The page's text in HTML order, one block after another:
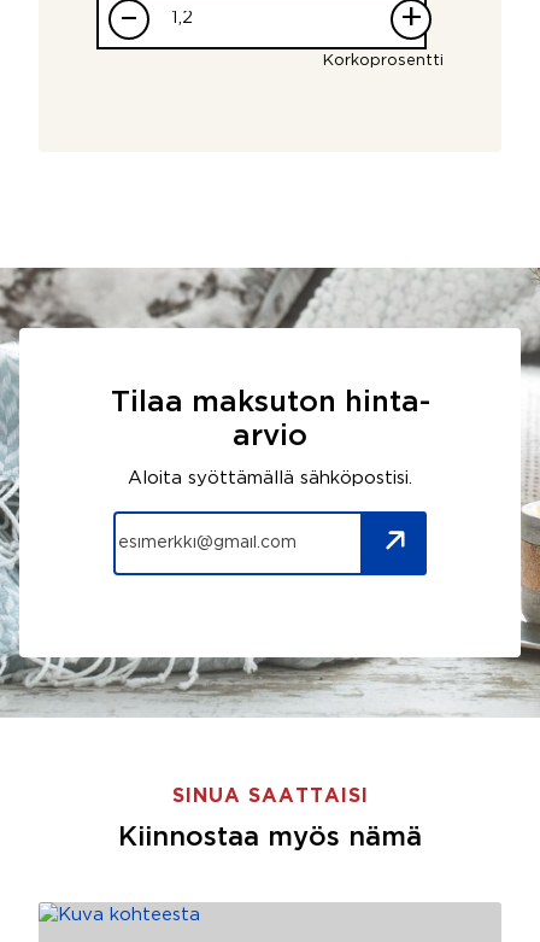
– +
Korkoprosentti
Tilaa maksuton hinta-
arvio
Aloita syöttämällä sähköpostisi.
SINUA SAATTAISI
Kiinnostaa myös nämä